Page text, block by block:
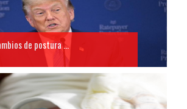
de postura ...